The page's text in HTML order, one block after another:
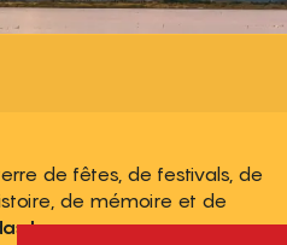
terre de fêtes, de festivals, de
de mémoire et de
!